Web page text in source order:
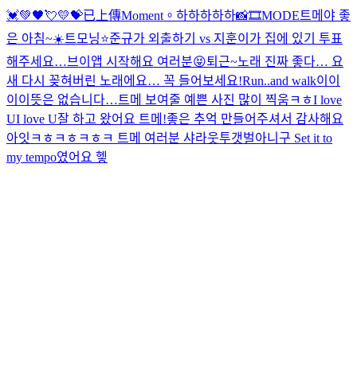
💓💚🖤💘💛💝已上傳Moment。 하하하하하📸🎞MODE트메야 좋
은 아침~☀️트모닝⭐️준규가 외출하기 vs 지훈이가 집에 있기 투표
해주세요…브이앱 시작해요 여러분😝퇴근~노래 진짜 좋다… 요
새 다시 꽂혀버린 노래에요… 꼭 들어보세요!Run..and walk이이
이이뜻은 없습니다…트메 보여줄 예쁜 사진 많이 찍움ㅋㅎI love
UI love U잘 하고 왔어요 트메!좋은 추억 만들어주셔서 감사해요
아잇ㅋㅎㅋㅎㅋㅎㅋ 트메 여러분 샤라웃투갯벌아니구 Set it to
my tempo였어요 헿